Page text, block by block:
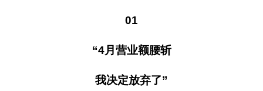
01
“4月营业额腰斩
我决定放弃了”